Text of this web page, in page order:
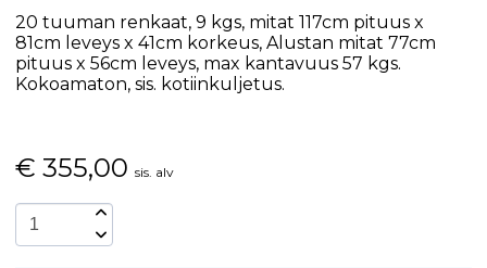
20 tuuman renkaat, 9 kgs, mitat 117cm pituus x
81cm leveys x 41cm korkeus, Alustan mitat 77cm
pituus x 56cm leveys, max kantavuus 57 kgs.
Kokoamaton, sis. kotiinkuljetus.
€ 355,00 sis. alv